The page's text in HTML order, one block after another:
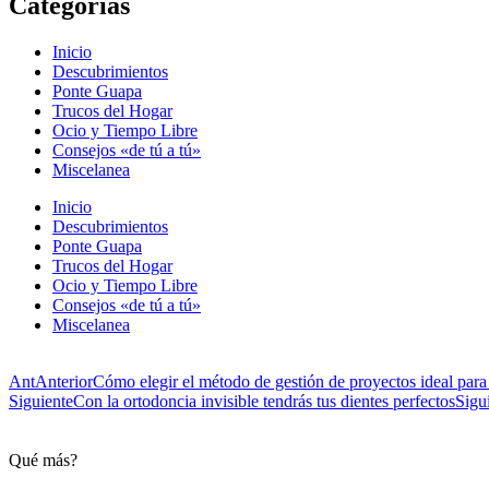
Categorías
Inicio
Descubrimientos
Ponte Guapa
Trucos del Hogar
Ocio y Tiempo Libre
Consejos «de tú a tú»
Miscelanea
Inicio
Descubrimientos
Ponte Guapa
Trucos del Hogar
Ocio y Tiempo Libre
Consejos «de tú a tú»
Miscelanea
AntAnteriorCómo elegir el método de gestión de proyectos ideal
SiguienteCon la ortodoncia invisible tendrás tus dientes perfectos
Qué más?